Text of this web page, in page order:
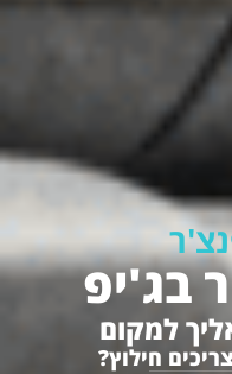
בג'יפ
למקום
חילוץ?